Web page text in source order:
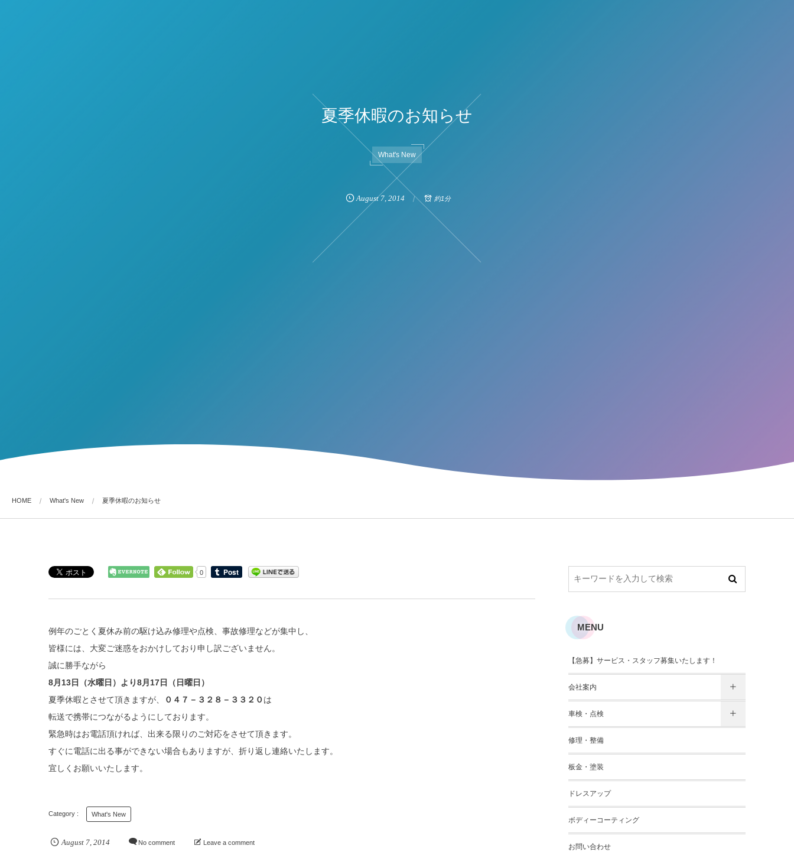
夏季休暇のお知らせ
What's New
August 7,2014 約1分
HOME What's New 夏季休暇のお知らせ
0
例年のごとく夏休み前の駆け込み修理や点検、事故修理などが集中し、
皆様には、大変ご迷惑をおかけしており申し訳ございません。
誠に勝手ながら
8月13日（水曜日）より8月17日（日曜日）
夏季休暇とさせて頂きますが、
０４７－３２８－３３２０は
転送で携帯につながるようにしております。
緊急時はお電話頂ければ、出来る限りのご対応をさせて頂きます。
すぐに電話に出る事ができない場合もありますが、折り返し連絡いたします。
宜しくお願いいたします。
What's New
August 7, 2014 No comment Leave a comment
MENU
【急募】サービス・スタッフ募集いたします！
会社案内
車検・点検
修理・整備
板金・塗装
ドレスアップ
ボディーコーティング
お問い合わせ